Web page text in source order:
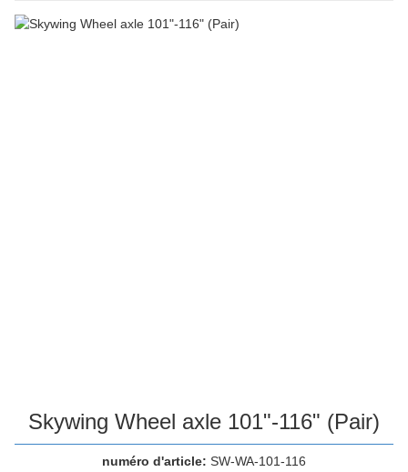
Skywing Wheel axle 101"-116" (Pair)
numéro d'article: SW-WA-101-116